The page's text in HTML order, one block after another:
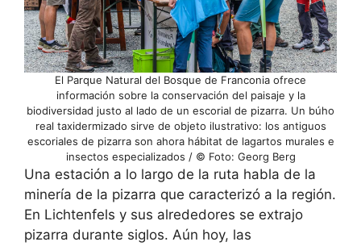
El Parque Natural del Bosque de Franconia ofrece
información sobre la conservación del paisaje y la
biodiversidad justo al lado de un escorial de pizarra. Un búho
real taxidermizado sirve de objeto ilustrativo: los antiguos
escoriales de pizarra son ahora hábitat de lagartos murales e
insectos especializados / © Foto: Georg Berg
Una estación a lo largo de la ruta habla de la
minería de la pizarra que caracterizó a la región.
En Lichtenfels y sus alrededores se extrajo
pizarra durante siglos. Aún hoy, las